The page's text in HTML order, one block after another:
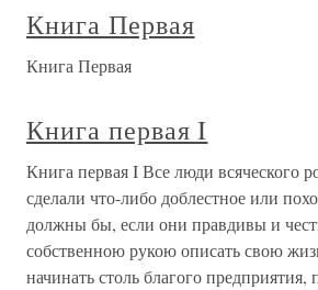
Книга Первая
Книга Первая
Книга первая I
Книга первая I Все люди всяческого
сделали что-либо доблестное или
должны бы, если они правдивы и
собственною рукою описать свою
начинать столь благого